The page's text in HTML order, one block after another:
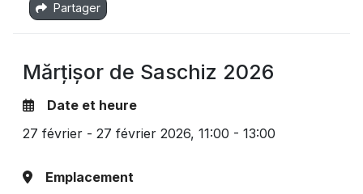
Partager
Mărțișor de Saschiz 2026
Date et heure
27 février - 27 février 2026, 11:00 - 13:00
Emplacement